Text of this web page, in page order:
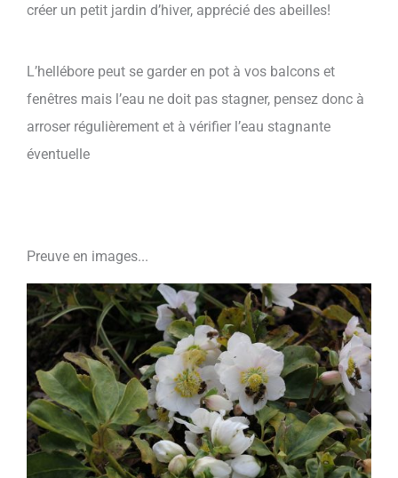
créer un petit jardin d’hiver, apprécié des abeilles!
L’hellébore peut se garder en pot à vos balcons et
fenêtres mais l’eau ne doit pas stagner, pensez donc à
arroser régulièrement et à vérifier l’eau stagnante
éventuelle
Preuve en images...